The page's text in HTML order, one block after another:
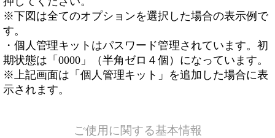
※下図は全てのオプションを選択した場合の表示例で
す。
・個人管理キットはパスワード管理されています。初
期状態は「0000」（半角ゼロ４個）になっています。
※上記画面は「個人管理キット」を追加した場合に表
示されます。
ご使用に関する基本情報